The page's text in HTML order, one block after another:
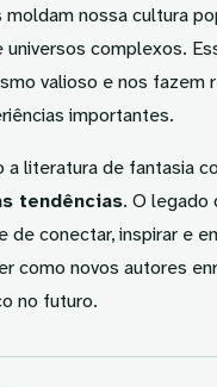
moldam nossa cultura
universos complexos.
valioso e nos fazem
importantes.
a literatura de fantasia
tendências. O legado
de conectar, inspirar e
como novos autores
no futuro.